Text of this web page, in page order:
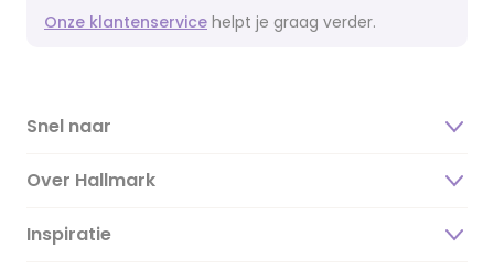
Onze klantenservice helpt je graag verder.
Snel naar
Over Hallmark
Over ons
Inspiratie